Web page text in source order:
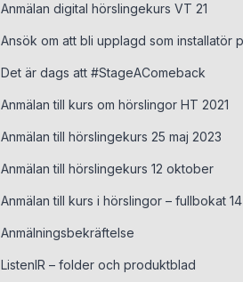
Anmälan digital hörslingekurs VT 21
Ansök om att bli upplagd som installatör
Det är dags att #StageAComeback
Anmälan till kurs om hörslingor HT 2021
Anmälan till hörslingekurs 25 maj 2023
Anmälan till hörslingekurs 12 oktober
Anmälan till kurs i hörslingor – fullbokat 14
Anmälningsbekräftelse
ListenIR – folder och produktblad